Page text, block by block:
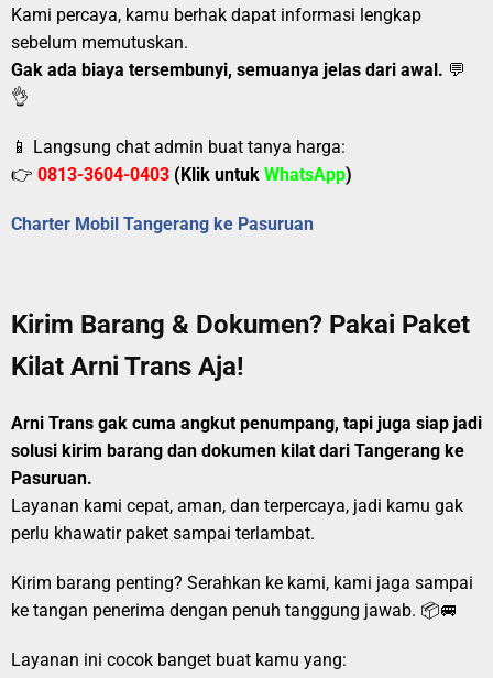
Kami percaya, kamu berhak dapat informasi lengkap
sebelum memutuskan.
Gak ada biaya tersembunyi, semuanya jelas dari awal. 💬
👌
📱 Langsung chat admin buat tanya harga:
👉 0813-3604-0403 (Klik untuk WhatsApp)
Charter Mobil Tangerang ke Pasuruan
Kirim Barang & Dokumen? Pakai Paket
Kilat Arni Trans Aja!
Arni Trans gak cuma angkut penumpang, tapi juga siap jadi
solusi kirim barang dan dokumen kilat dari Tangerang ke
Pasuruan.
Layanan kami cepat, aman, dan terpercaya, jadi kamu gak
perlu khawatir paket sampai terlambat.
Kirim barang penting? Serahkan ke kami, kami jaga sampai
ke tangan penerima dengan penuh tanggung jawab. 📦🚐
Layanan ini cocok banget buat kamu yang: